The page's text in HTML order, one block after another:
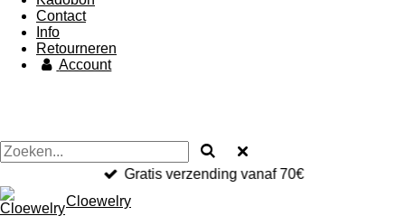
Contact
Info
Retourneren
Account
Gratis verzending vanaf 70€
Cloewelry